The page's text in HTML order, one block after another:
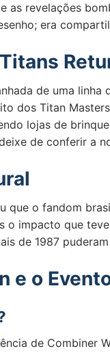
as revelações
era
de uma
dos Titan
lojas de
de conferir a
que o fandom
o impacto que
de 1987
e o
de Combiner